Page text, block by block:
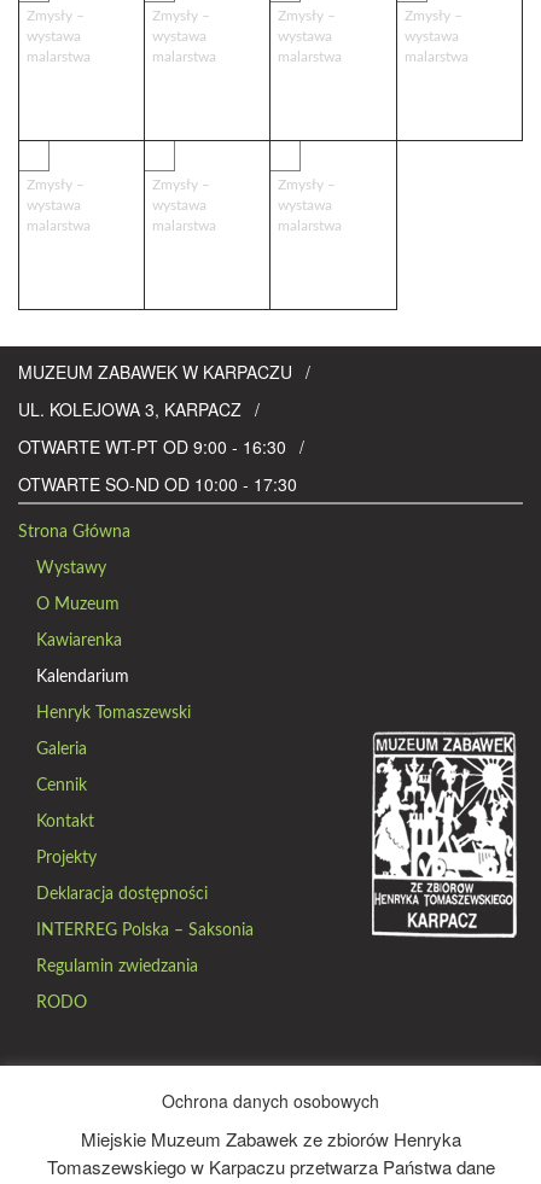
Zmysły –
wystawa
malarstwa
Zmysły –
wystawa
malarstwa
Zmysły –
wystawa
malarstwa
Zmysły –
wystawa
malarstwa
Zmysły –
wystawa
malarstwa
Zmysły –
wystawa
malarstwa
Zmysły –
wystawa
malarstwa
MUZEUM ZABAWEK W KARPACZU
UL. KOLEJOWA 3, KARPACZ
OTWARTE WT-PT OD 9:00 - 16:30
OTWARTE SO-ND OD 10:00 - 17:30
Strona Główna
Wystawy
O Muzeum
Kawiarenka
Kalendarium
Henryk Tomaszewski
Galeria
Cennik
Kontakt
Projekty
Deklaracja dostępności
INTERREG Polska – Saksonia
Regulamin zwiedzania
RODO
Ochrona danych osobowych
Miejskie Muzeum Zabawek ze zbiorów Henryka
Tomaszewskiego w Karpaczu przetwarza Państwa dane